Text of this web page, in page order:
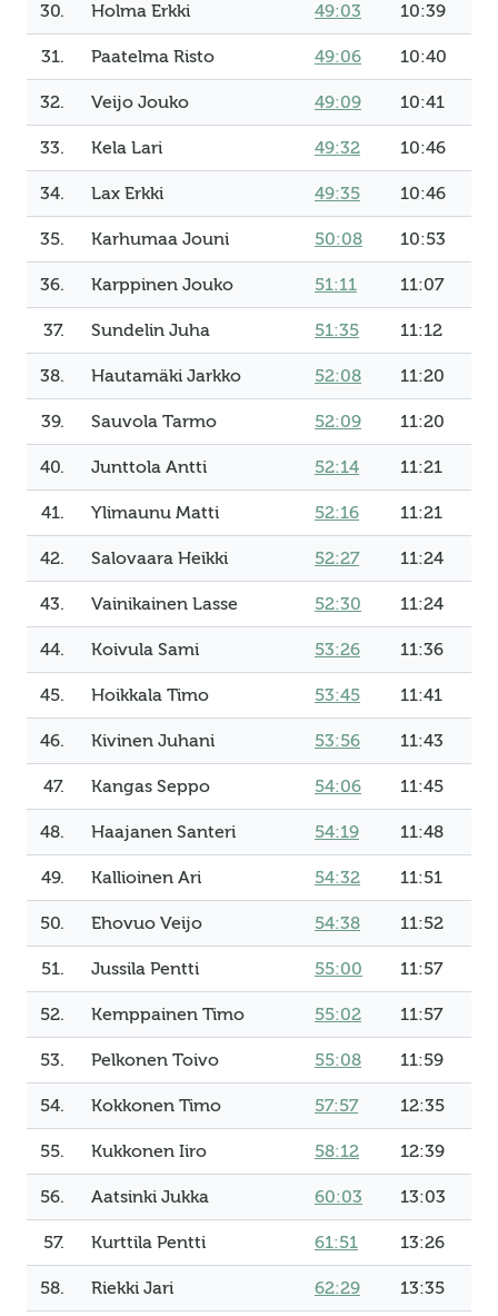
30. Holma Erkki 49:03 10:39
31. Paatelma Risto 49:06 10:40
32. Veijo Jouko 49:09 10:41
33. Kela Lari 49:32 10:46
34. Lax Erkki 49:35 10:46
35. Karhumaa Jouni 50:08 10:53
36. Karppinen Jouko 51:11 11:07
37. Sundelin Juha 51:35 11:12
38. Hautamäki Jarkko 52:08 11:20
39. Sauvola Tarmo 52:09 11:20
40. Junttola Antti 52:14 11:21
41. Ylimaunu Matti 52:16 11:21
42. Salovaara Heikki 52:27 11:24
43. Vainikainen Lasse 52:30 11:24
44. Koivula Sami 53:26 11:36
45. Hoikkala Timo 53:45 11:41
46. Kivinen Juhani 53:56 11:43
47. Kangas Seppo 54:06 11:45
48. Haajanen Santeri 54:19 11:48
49. Kallioinen Ari 54:32 11:51
50. Ehovuo Veijo 54:38 11:52
51. Jussila Pentti 55:00 11:57
52. Kemppainen Timo 55:02 11:57
53. Pelkonen Toivo 55:08 11:59
54. Kokkonen Timo 57:57 12:35
55. Kukkonen Iiro 58:12 12:39
56. Aatsinki Jukka 60:03 13:03
57. Kurttila Pentti 61:51 13:26
58. Riekki Jari 62:29 13:35